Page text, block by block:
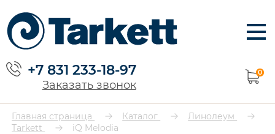
+7 831 233-18-97
Заказать звонок
0
Главная страница Каталог
Линолеум
Tarkett
iQ Melodia